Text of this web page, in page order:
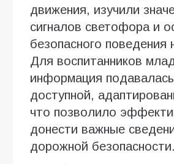
движения, изучили
сигналов светофора и
безопасного поведения
Для воспитанников
информация
доступной,
что позволило
донести важные
дорожной безопасности.